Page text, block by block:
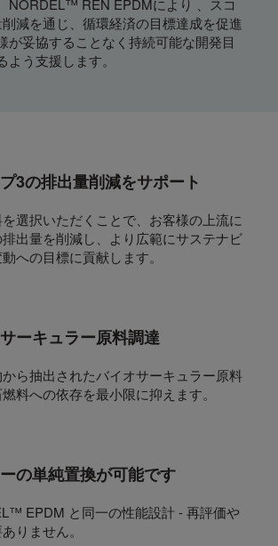
NORDEL™ REN EPDMにより 、スコ
減を通じ、循環経済の目標達成を促進
が妥協することなく持続可能な開発目
う支援します。
3の排出量削減をサポート
選択いただくことで、お客様の上流に
出量を削減し、より広範にサステナビ
への目標に貢献します。
ーキュラー原料調達
ら抽出されたバイオサーキュラー原料
料への依存を最小限に抑えます。
の単純置換が可能です
EPDM と同一の性能設計 - 再評価や
りません。